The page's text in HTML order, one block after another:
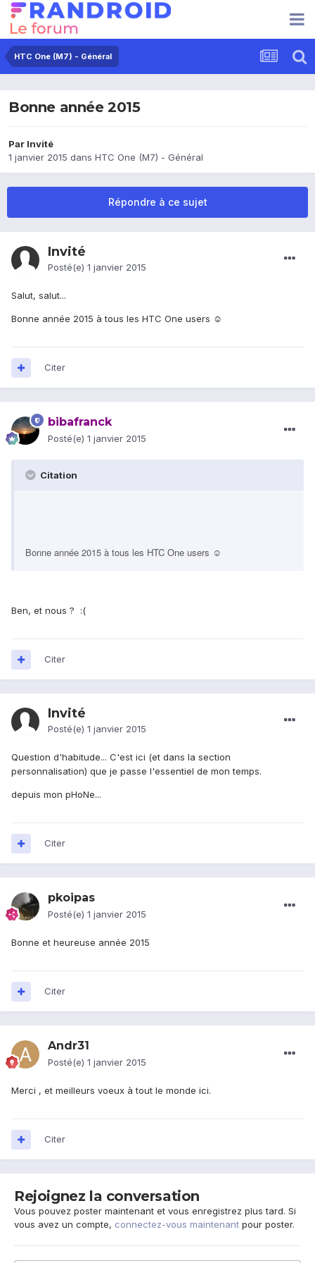
HTC One (M7) - Général
Bonne année 2015
Par Invité
1 janvier 2015 dans HTC One (M7) - Général
Répondre à ce sujet
Invité
Posté(e) 1 janvier 2015
Salut, salut...
Bonne année 2015 à tous les HTC One users ☺
Citer
bibafranck
Posté(e) 1 janvier 2015
Citation
Bonne année 2015 à tous les HTC One users ☺
Ben, et nous ? :(
Citer
Invité
Posté(e) 1 janvier 2015
Question d'habitude... C'est ici (et dans la section
personnalisation) que je passe l'essentiel de mon temps.
depuis mon pHoNe...
Citer
pkoipas
Posté(e) 1 janvier 2015
Bonne et heureuse année 2015
Citer
Andr31
Posté(e) 1 janvier 2015
Merci , et meilleurs voeux à tout le monde ici.
Citer
Rejoignez la conversation
Vous pouvez poster maintenant et vous enregistrez plus tard. Si
vous avez un compte, connectez-vous maintenant pour poster.